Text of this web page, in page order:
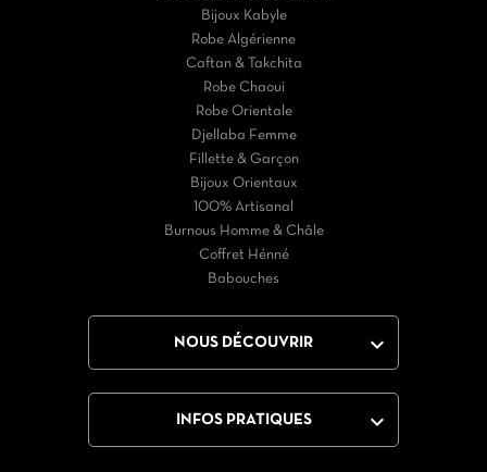
Bijoux Kabyle
Robe Algérienne
Caftan & Takchita
Robe Chaoui
Robe Orientale
Djellaba Femme
Fillette & Garçon
Bijoux Orientaux
100% Artisanal
Burnous Homme & Châle
Coffret Hénné
Babouches
NOUS DÉCOUVRIR 
INFOS PRATIQUES 